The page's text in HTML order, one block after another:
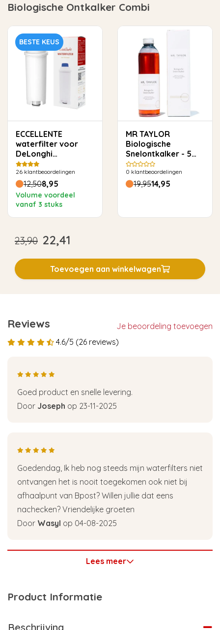
Biologische Ontkalker Combi
BESTE KEUS
ECCELLENTE
waterfilter voor
DeLonghi
(DLSC002)
26 klantbeoordelingen
12,508,95
Volume voordeel
vanaf 3 stuks
MR TAYLOR
Biologische
Snelontkalker - 5
keer ontkalken
0 klantbeoordelingen
19,9514,95
23,90 22,41
Toevoegen aan winkelwagen
Reviews
Je beoordeling toevoegen
4.6/5 (26 reviews)
Goed product en snelle levering.
Door Joseph op 23-11-2025
Goedendag, Ik heb nog steeds mijn waterfilters niet
ontvangen het is nooit toegekomen ook niet bij
afhaalpunt van Bpost? Willen jullie dat eens
nachecken? Vriendelijke groeten
Door Wasyl op 04-08-2025
Lees meer
Product Informatie
Beschrijving